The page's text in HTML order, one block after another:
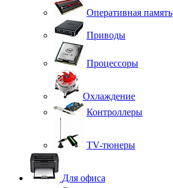
Оперативная память
Приводы
Процессоры
Охлаждение
Контроллеры
TV-тюнеры
Для офиса